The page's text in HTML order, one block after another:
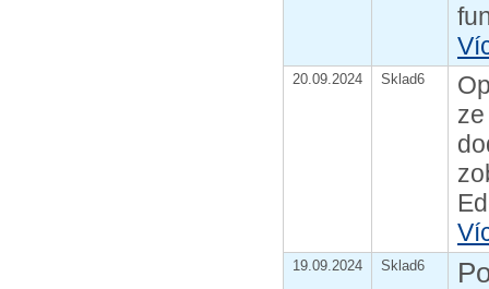
20.09.2024 Sklad6
19.09.2024 Sklad6